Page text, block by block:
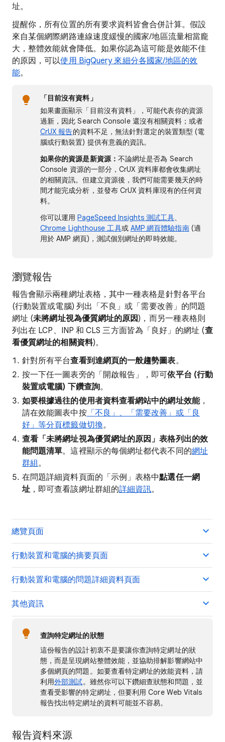
址。
提醒你，所有位置的所有要求資料皆會合併計算。假設
來自某個網際網路連線速度緩慢的國家/地區流量相當龐
大，整體效能就會降低。如果你認為這可能是效能不佳
的原因，可以使用 BigQuery 來細分各國家/地區的效
能。
「目前沒有資料」
如果畫面顯示「目前沒有資料」，可能代表你的資源
過新，因此 Search Console 還沒有相關資料；或者
CrUX 報告的資料不足，無法針對選定的裝置類型 (電
腦或行動裝置) 提供有意義的資訊。
如果你的資源是新資源： 不論網址是否為 Search
Console 資源的一部分，CrUX 資料庫都會收集網址
的相關資訊。但建立資源後，我們可能需要幾天的時
間才能完成分析，並發布 CrUX 資料庫現有的任何資
料。
你可以運用PageSpeed Insights 測試工具、
Chrome Lighthouse 工具或 AMP 網頁體驗指南(適
用於 AMP 網頁)，測試個別網址的即時效能。
瀏覽報告
報告會顯示兩種網址表格，其中一種表格是針對各平台
(行動裝置或電腦) 列出「不良」或「需要改善」的問題
網址 (未將網址視為優質網址的原因 )，而另一種表格則
列出在 LCP、INP 和 CLS 三方面皆為「良好」的網址 (查
看優質網址的相關資料)。
針對所有平台查看到達網頁的一般趨勢圖表。
按一下任一圖表旁的「開啟報告」，即可依平台 (行動
裝置或電腦) 下鑽查詢。
如要根據過往的使用者資料查看網站中的網址效能，
請在效能圖表中按「不良」、「需要改善」或「良
好」等分頁標籤做切換。
查看「未將網址視為優質網址的原因」表格列出的效
能問題清單。這裡顯示的每個網址都代表不同的網址
群組。
在問題詳細資料頁面的「示例」表格中點選任一網
址，即可查看該網址群組的詳細資訊。
總覽頁面
行動裝置和電腦的摘要頁面
行動裝置和電腦的問題詳細資料頁面
其他資訊
查詢特定網址的狀態
這份報告的設計初衷不是要讓你查詢特定網址的狀
態，而是呈現網站整體效能，並協助排解影響網站中
多個網頁的問題。如要查看特定網址的效能資料，請
利用外部測試。雖然你可以下鑽細查狀態和問題，並
查看受影響的特定網址，但要利用 Core Web Vitals
報告找出特定網址的資料可能並不容易。
報告資料來源